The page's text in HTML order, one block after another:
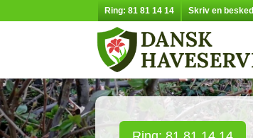
Ring: 81 81 14 14 Skriv en besked